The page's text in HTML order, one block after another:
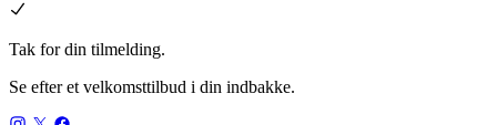
Tak for din tilmelding.
Se efter et velkomsttilbud i din indbakke.